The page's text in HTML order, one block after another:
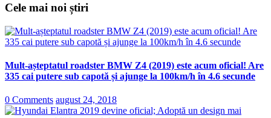
Cele mai noi știri
Mult-așteptatul roadster BMW Z4 (2019) este acum oficial! Are
335 cai putere sub capotă și ajunge la 100km/h în 4.6 secunde
0 Comments august 24, 2018